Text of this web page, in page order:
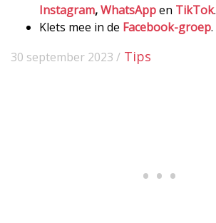
Instagram,WhatsAppen TikTok.
Klets mee in de Facebook-groep.
30 september 2023 / Tips